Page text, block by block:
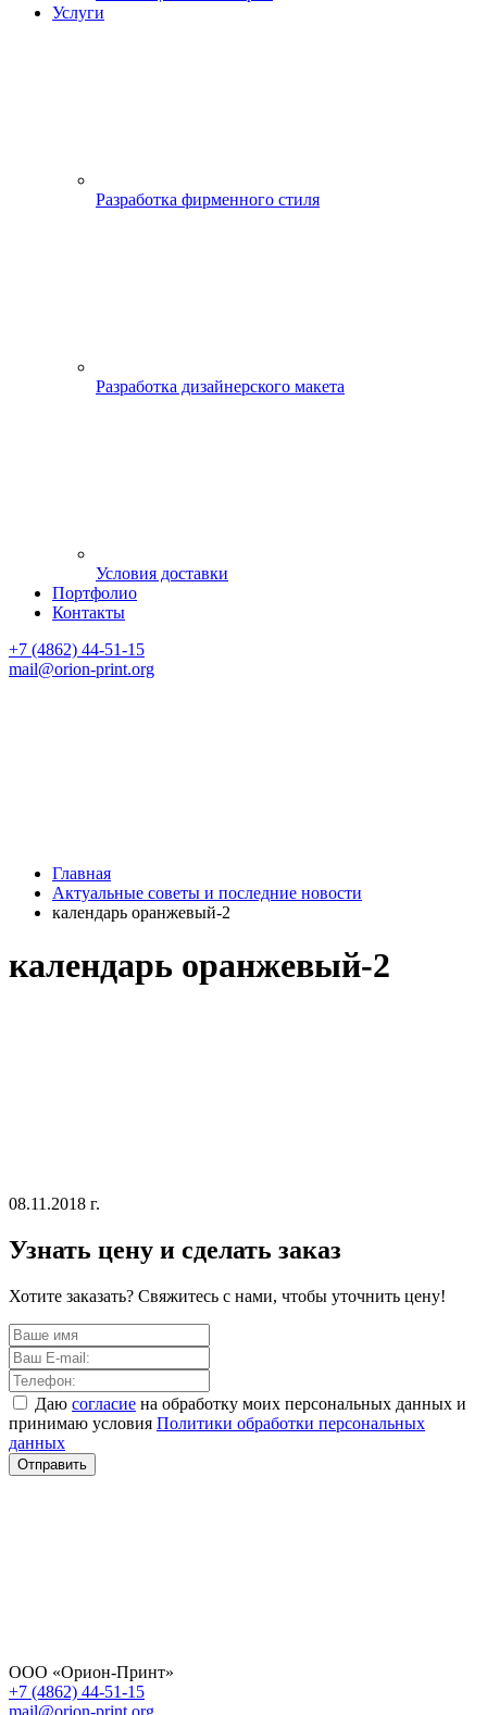
Услуги
Разработка фирменного стиля
Разработка дизайнерского макета
Условия доставки
Портфолио
Контакты
+7 (4862) 44-51-15
mail@orion-print.org
Главная
Актуальные советы и последние новости
календарь оранжевый-2
календарь оранжевый-2
08.11.2018 г.
Узнать цену и сделать заказ
Хотите заказать? Свяжитесь с нами, чтобы уточнить цену!
Даю согласие на обработку моих персональных данных и
принимаю условия Политики обработки персональных
данных
Отправить
ООО «Орион-Принт»
+7 (4862) 44-51-15
mail@orion-print.org